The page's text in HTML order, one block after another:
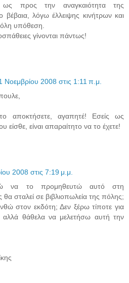
ως προς την αναγκαιότητα της
βέβαια, λόγω έλλειψης κινήτρων και
υπόθεση.
γίνονται πάντως!
Νοεμβρίου 2008 στις 1:11 π.μ.
αποκτήσετε, αγαπητέ! Εσείς ως
είσθε, είναι απαραίτητο να το έχετε!
2008 στις 7:19 μ.μ.
να το προμηθευτώ αυτό στη
σταλεί σε βιβλιοπωλεία της πόλης;
στον εκδότη; Δεν ξέρω τίποτε για
αλλά θάθελα να μελετήσω αυτή την